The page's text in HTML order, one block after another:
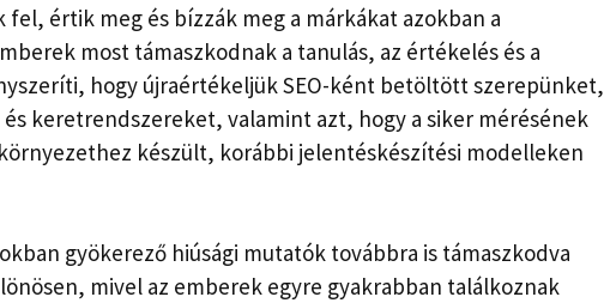
értik meg és bízzák meg a márkákat azokban a
most támaszkodnak a tanulás, az értékelés és a
hogy újraértékeljük SEO-ként betöltött szerepünket,
keretrendszereket, valamint azt, hogy a siker mérésének
készült, korábbi jelentéskészítési modelleken
gyökerező hiúsági mutatók továbbra is támaszkodva
mivel az emberek egyre gyakrabban találkoznak